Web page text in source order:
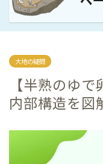
大地の疑問
【半熟のゆ
内部構造を図